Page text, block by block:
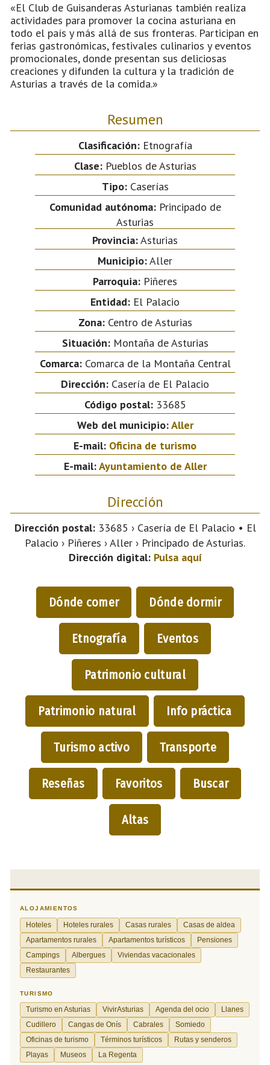
«El Club de Guisanderas Asturianas también realiza
actividades para promover la cocina asturiana en
todo el país y más allá de sus fronteras. Participan en
ferias gastronómicas, festivales culinarios y eventos
promocionales, donde presentan sus deliciosas
creaciones y difunden la cultura y la tradición de
Asturias a través de la comida.»
Resumen
Clasificación:Etnografía
Clase:Pueblos de Asturias
Tipo:Caserías
Comunidad autónoma:Principado de
Asturias
Provincia:Asturias
Municipio:Aller
Parroquia: Piñeres
Entidad: El Palacio
Zona:Centro de Asturias
Situación:Montaña de Asturias
Comarca:Comarca de la Montaña Central
Dirección: Casería de El Palacio
Código postal:33685
Web del municipio:Aller
E-mail: Oficina de turismo
E-mail:Ayuntamiento de Aller
Dirección
Dirección postal:33685 › Casería de El Palacio • El
Palacio › Piñeres › Aller › Principado de Asturias.
Dirección digital: Pulsa aquí
Dónde comer Dónde dormir
Etnografía Eventos
Patrimonio cultural
Patrimonio natural Info práctica
Turismo activo Transporte
Reseñas Favoritos Buscar
Altas